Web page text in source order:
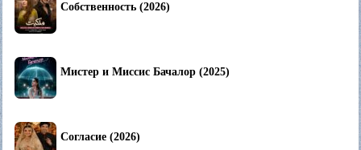
Собственность (2026)
Мистер и Миссис Бачалор (2025)
Согласие (2026)